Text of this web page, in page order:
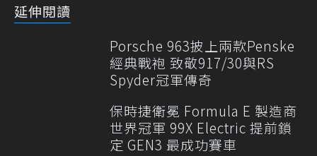
延伸閱讀
Porsche 963披上兩款Penske
經典戰袍 致敬917/30與RS
Spyder冠軍傳奇
保時捷衛冕 Formula E 製造商
世界冠軍 99X Electric 提前鎖
定 GEN3 最成功賽車